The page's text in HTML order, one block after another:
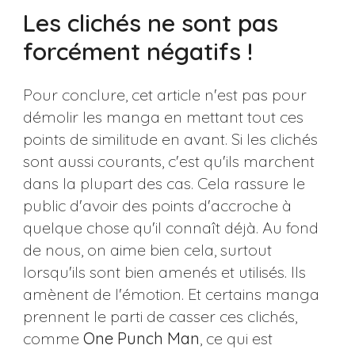
Les clichés ne sont pas
forcément négatifs !
Pour conclure, cet article n'est pas pour
démolir les manga en mettant tout ces
points de similitude en avant. Si les clichés
sont aussi courants, c'est qu'ils marchent
dans la plupart des cas. Cela rassure le
public d'avoir des points d'accroche à
quelque chose qu'il connaît déjà. Au fond
de nous, on aime bien cela, surtout
lorsqu'ils sont bien amenés et utilisés. Ils
amènent de l'émotion. Et certains manga
prennent le parti de casser ces clichés,
comme One Punch Man , ce qui est